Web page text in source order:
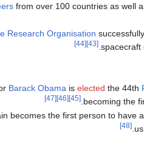
from over 100 countries as well
Research Organisation
spacecraft
[43]
[44]
Barack Obama is elected the 44th
becoming the
[45]
[46]
[47]
becomes the first person to have
.
[48]